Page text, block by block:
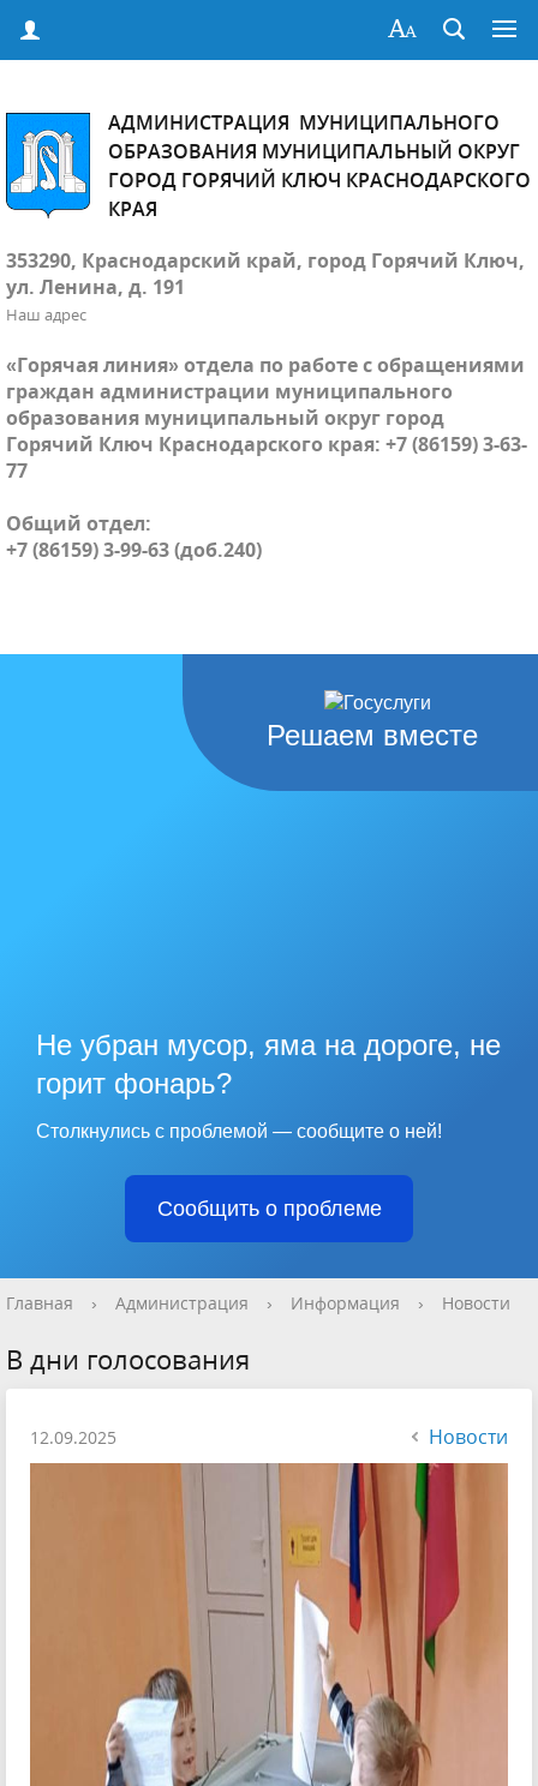
АДМИНИСТРАЦИЯ МУНИЦИПАЛЬНОГО
ОБРАЗОВАНИЯ МУНИЦИПАЛЬНЫЙ ОКРУГ
ГОРОД ГОРЯЧИЙ КЛЮЧ КРАСНОДАРСКОГО
КРАЯ
353290, Краснодарский край, город Горячий Ключ,
ул. Ленина, д. 191
Наш адрес
«Горячая линия» отдела по работе с обращениями
граждан администрации муниципального
образования муниципальный округ город
Горячий Ключ Краснодарского края: +7 (86159) 3-63-
77
Общий отдел:
+7 (86159) 3-99-63 (доб.240)
Решаем вместе
Не убран мусор, яма на дороге, не
горит фонарь?
Столкнулись с проблемой — сообщите о ней!
Сообщить о проблеме
Главная › Администрация › Информация › Новости
В дни голосования
12.09.2025 Новости